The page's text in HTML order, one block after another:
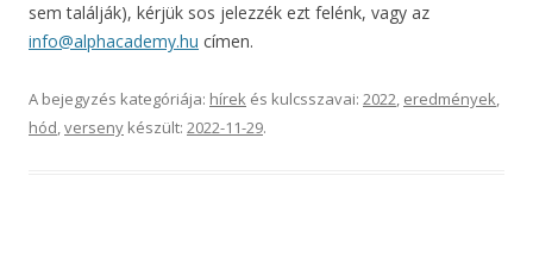
sem találják), kérjük sos jelezzék ezt felénk, vagy az
info@alphacademy.hu címen.
A bejegyzés kategóriája: hírek és kulcsszavai: 2022, eredmények,
hód,verseny készült: 2022-11-29.